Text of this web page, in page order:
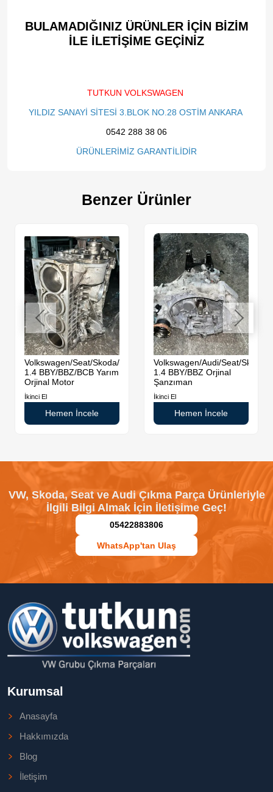
BULAMADIĞINIZ ÜRÜNLER İÇİN BİZİM
İLE İLETİŞİME GEÇİNİZ​
TUTKUN VOLKSWAGEN
YILDIZ SANAYİ SİTESİ 3.BLOK NO.28 OSTİM ANKARA
0542 288 38 06
ÜRÜNLERİMİZ GARANTİLİDİR
Benzer Ürünler
Volkswagen/Seat/Skoda/Audi
1.4 BBY/BBZ/BCB Yarım
Orjinal Motor
İkinci El
Hemen İncele
Volkswagen/Audi/Seat/Skoda
1.4 BBY/BBZ Orjinal
Şanzıman
İkinci El
Hemen İncele
VW, Skoda, Seat ve Audi Çıkma Parça Ürünleriyle
İlgili Bilgi Almak İçin İletişime Geç!
05422883806
WhatsApp'tan Ulaş
Kurumsal
Anasayfa
Hakkımızda
Blog
İletişim